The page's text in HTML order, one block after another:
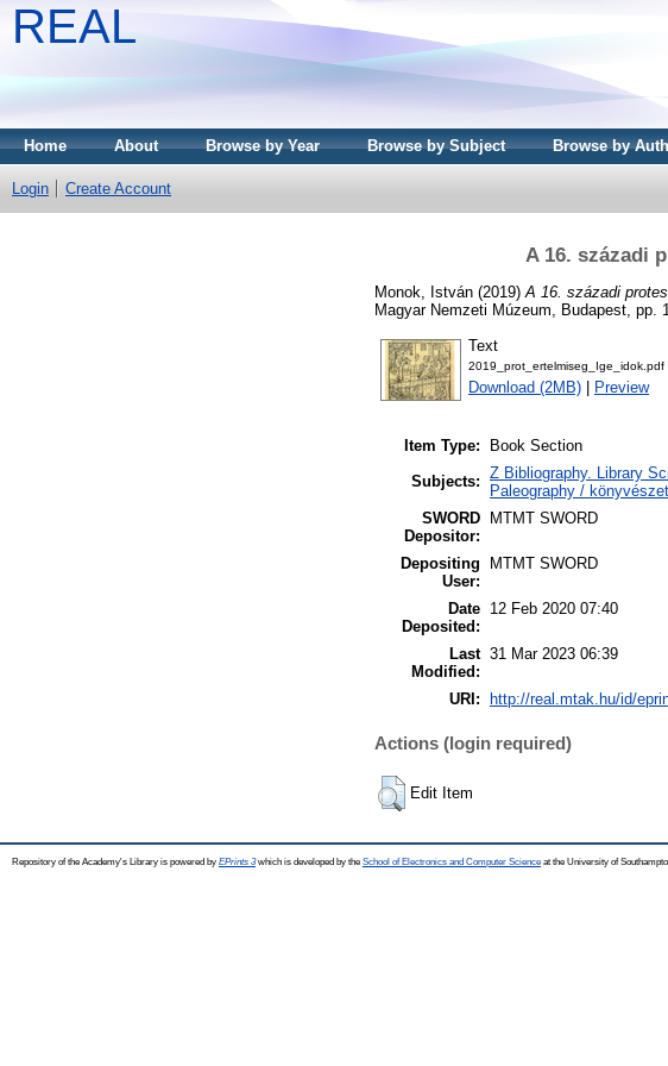
REAL
Home About Browse by Year Browse by Subject Browse by
Login Create Account
A 16. századi
Monok, István (2019) A 16. századi
Magyar Nemzeti Múzeum, Budapest, pp.
Text
2019_prot_ertelmiseg_Ige_idok.pdf
Download (2MB) Preview
Item Type:
Book Section
Subjects: Z Bibliography. Library
Paleography /
SWORD
Depositor:
MTMT SWORD
Depositing
User:
MTMT SWORD
Date
Deposited:
12 Feb 2020 07:40
Last
Modified:
31 Mar 2023 06:39
URI: http://real.mtak.hu/id/
Actions (login required)
Edit Item
Repository of the Academy's Library is powered by EPrints 3which is developed by the School of Electronics and Computer Science at the University of